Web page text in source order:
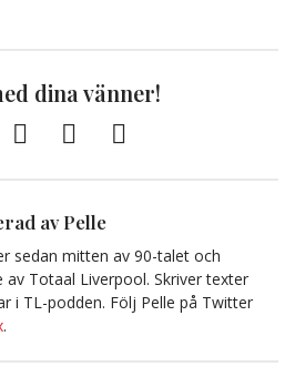
dina vänner!
Twitter
Kopiera
till
av Pelle
sedan mitten av 90-talet och
av Totaal Liverpool. Skriver texter
i TL-podden. Följ Pelle på Twitter
.